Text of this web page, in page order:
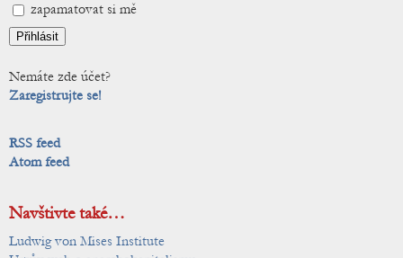
zapamatovat si mě
Nemáte zde účet?
Zaregistrujte se!
RSS feed
Atom feed
Navštivte také…
Ludwig von Mises Institute